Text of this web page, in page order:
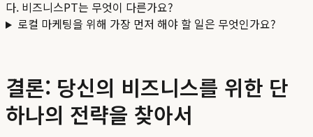
다. 비즈니스PT는 무엇이 다른가요?
로컬 마케팅을 위해 가장 먼저 해야 할 일은 무엇인가요?
결론: 당신의 비즈니스를 위한 단
하나의 전략을 찾아서